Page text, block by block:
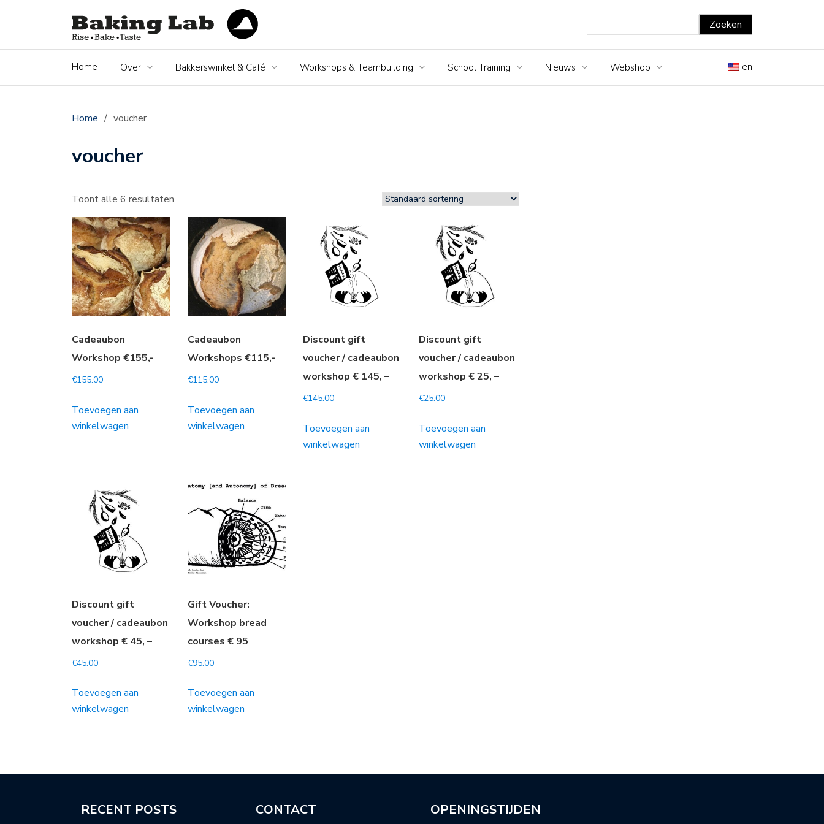
en
Home Over Bakkerswinkel & Café Workshops & Teambuilding School Training Nieuws Webshop
Home / voucher
voucher
Toont alle 6 resultaten
Cadeaubon
Workshop €155,-
€155.00
Toevoegen aan
winkelwagen
Cadeaubon
Workshops €115,-
€115.00
Toevoegen aan
winkelwagen
Discount gift
voucher / cadeaubon
workshop € 145, –
€145.00
Toevoegen aan
winkelwagen
Discount gift
voucher / cadeaubon
workshop € 25, –
€25.00
Toevoegen aan
winkelwagen
Discount gift
voucher / cadeaubon
workshop € 45, –
€45.00
Toevoegen aan
winkelwagen
Gift Voucher:
Workshop bread
courses € 95
€95.00
Toevoegen aan
winkelwagen
RECENT POSTS CONTACT OPENINGSTIJDEN